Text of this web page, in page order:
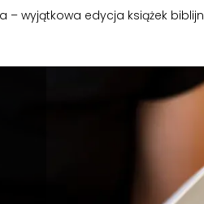
– wyjątkowa edycja książek